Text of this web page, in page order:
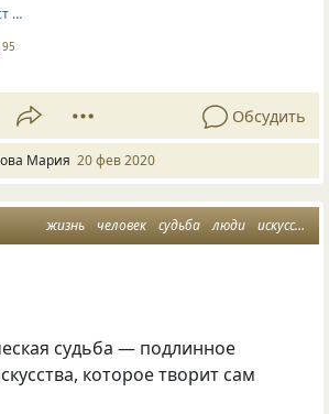
…
95
Обсудить
Мария 20 фев 2020
жизнь человек судьба люди искусство
судьба — подлинное
которое творит сам